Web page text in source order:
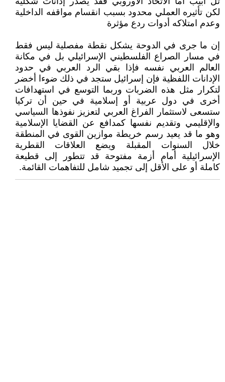
لكن تأثيره العملي محدود بسبب انقسام مواقفه الداخلية
وعدم امتلاكه أدوات ردع مؤثرة
إن ما جرى في الدوحة يشكل نقطة مفصلية ليس فقط
في مسار الصراع الفلسطيني الإسرائيلي بل في مكانة
العالم العربي نفسه فإذا بقي الرد العربي في حدود
الإدانات اللفظية فإن إسرائيل ستجد في ذلك ضوءا أخضر
لتكرار مثل هذه الضربات وربما التوسع في استهدافات
أخرى في دول عربية أو إسلامية في حين أن تركيا
ستسعى لاستثمار الفراغ العربي لتعزيز نفوذها السياسي
والإقليمي وتقديم نفسها كمدافع عن القضايا الإسلامية
وهو ما قد يعيد رسم خريطة موازين القوى في المنطقة
خلال السنوات المقبلة ويضع العلاقات القطرية
الإسرائيلية أمام أزمة مفتوحة قد تتطور إلى قطيعة
كاملة أو على الأقل إلى تجميد شامل للتفاهمات القائمة.